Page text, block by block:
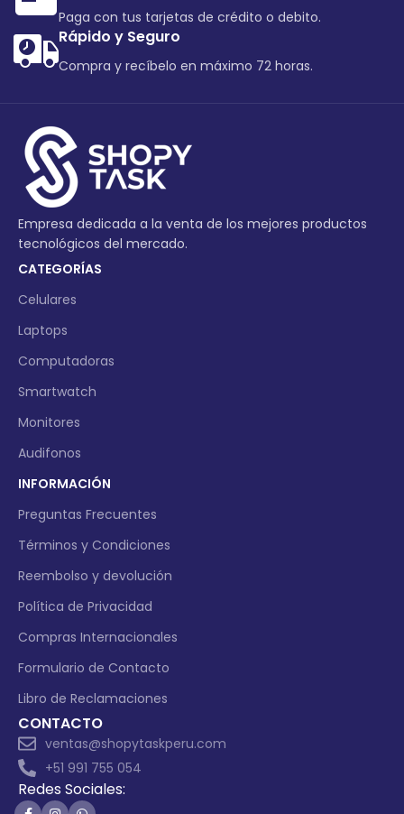
Paga con tus tarjetas de crédito o debito.
Rápido y Seguro
Compra y recíbelo en máximo 72 horas.
Empresa dedicada a la venta de los mejores productos
tecnológicos del mercado.
CATEGORÍAS
Celulares
Laptops
Computadoras
Smartwatch
Monitores
Audifonos
INFORMACIÓN
Preguntas Frecuentes
Términos y Condiciones
Reembolso y devolución
Política de Privacidad
Compras Internacionales
Formulario de Contacto
Libro de Reclamaciones
CONTACTO
ventas@shopytaskperu.com
+51 991 755 054
Redes Sociales: